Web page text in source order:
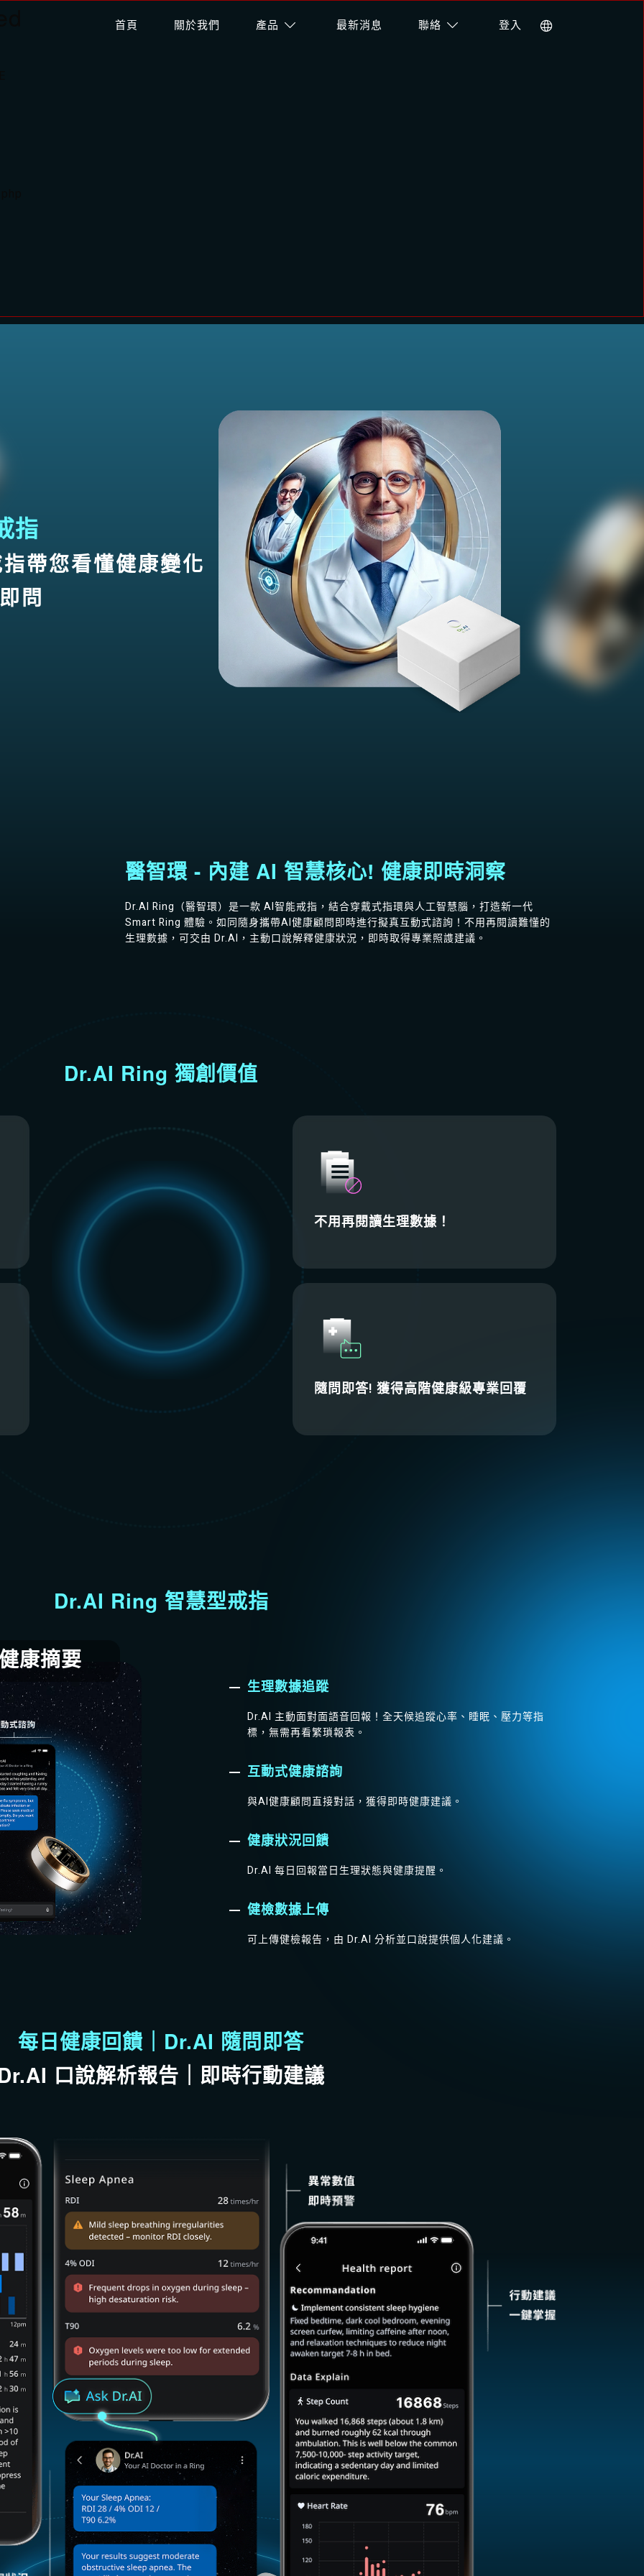
首頁 關於我們 產品 最新消息 聯絡 登入
指
帶您看懂健康變化
問
醫智環 - 內建 AI 智慧核心! 健康即時洞察
Dr.AI Ring（醫智環）是一款 AI智能戒指，結合穿戴式指環與人工智慧腦，打造新一代
Smart Ring 體驗。如同隨身攜帶AI健康顧問即時進行擬真互動式諮詢！不用再閱讀難懂的
生理數據，可交由 Dr.AI，主動口說解釋健康狀況，即時取得專業照謢建議。
Dr.AI Ring 獨創價值
不用再閱讀生理數據！
隨問即答! 獲得高階健康級專業回覆
Dr.AI Ring 智慧型戒指
康摘要
生理數據追蹤
Dr.AI 主動面對面語音回報！全天候追蹤心率、睡眠、壓力等指
標，無需再看繁瑣報表。
互動式健康諮詢
與AI健康顧問直接對話，獲得即時健康建議。
健康狀況回饋
Dr.AI 每日回報當日生理狀態與健康提醒。
健檢數據上傳
可上傳健檢報告，由 Dr.AI 分析並口說提供個人化建議。
每日健康回饋｜Dr.AI 隨問即答
口說解析報告｜即時行動建議